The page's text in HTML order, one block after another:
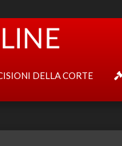
DELLA CORTE